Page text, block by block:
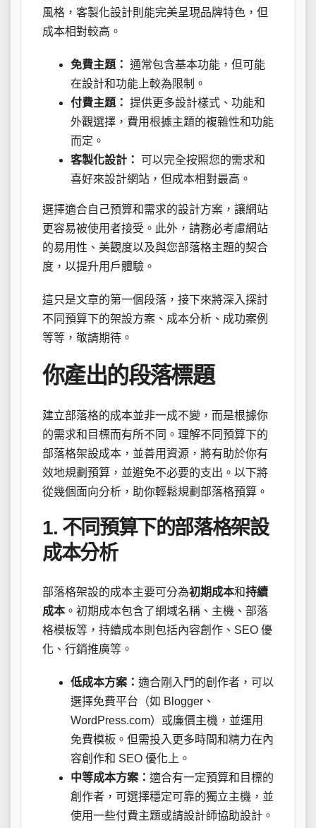
風格，客製化設計則能完美呈現品牌特色，但
成本相對較高。
免費主題： 通常包含基本功能，但可能
在設計和功能上較為限制。
付費主題： 提供更多設計樣式、功能和
外觀選擇，費用根據主題的複雜性和功能
而定。
客製化設計： 可以完全按照您的需求和
喜好來設計網站，但成本相對最高。
選擇適合自己預算和需求的設計方案，讓網站
更容易被使用者接受。此外，請務必考慮網站
的易用性、美觀度以及與您部落格主題的契合
度，以提升用戶體驗。
這只是文章的第一個段落，接下來將深入探討
不同預算下的架設方案、成本分析、成功案例
等等，敬請期待。
你產出的段落標題
建立部落格的成本並非一成不變，而是根據你
的需求和目標而有所不同。理解不同預算下的
部落格架設成本，並善用資源，將有助於你有
效地規劃預算，並避免不必要的支出。以下將
從幾個面向分析，助你輕鬆規劃部落格預算。
1. 不同預算下的部落格架設
成本分析
部落格架設的成本主要可分為初期成本和持續
成本 。初期成本包含了網域名稱、主機、部落
格模板等，持續成本則包括內容創作、SEO 優
化、行銷推廣等。
低成本方案： 適合剛入門的創作者，可以
選擇免費平台（如 Blogger、
WordPress.com）或廉價主機，並運用
免費模板。但需投入更多時間和精力在內
容創作和 SEO 優化上。
中等成本方案： 適合有一定預算和目標的
創作者，可選擇穩定可靠的獨立主機，並
使用一些付費主題或請設計師協助設計。